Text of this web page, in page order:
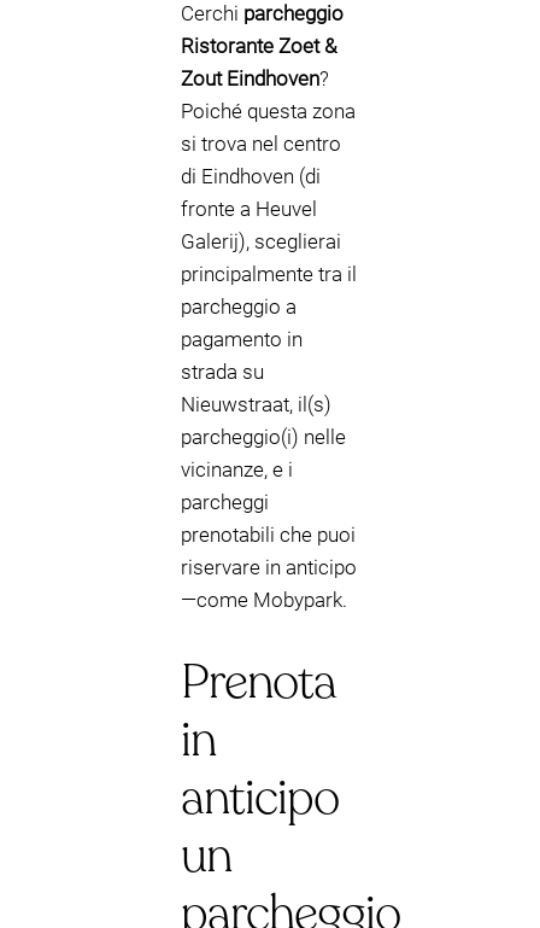
Cerchi parcheggio
Ristorante Zoet &
Zout Eindhoven?
Poiché questa zona
si trova nel centro
di Eindhoven (di
fronte a Heuvel
Galerij), sceglierai
principalmente tra il
parcheggio a
pagamento in
strada su
Nieuwstraat, il(s)
parcheggio(i) nelle
vicinanze, e i
parcheggi
prenotabili che puoi
riservare in anticipo
—come Mobypark.
Prenota
in
anticipo
un
parcheggio